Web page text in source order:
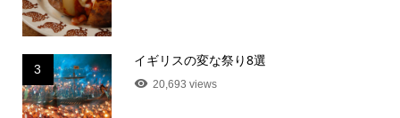
3
イギリスの変な祭り8選
20,693 views